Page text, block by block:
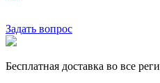
Задать вопрос
Бесплатная доставка во все